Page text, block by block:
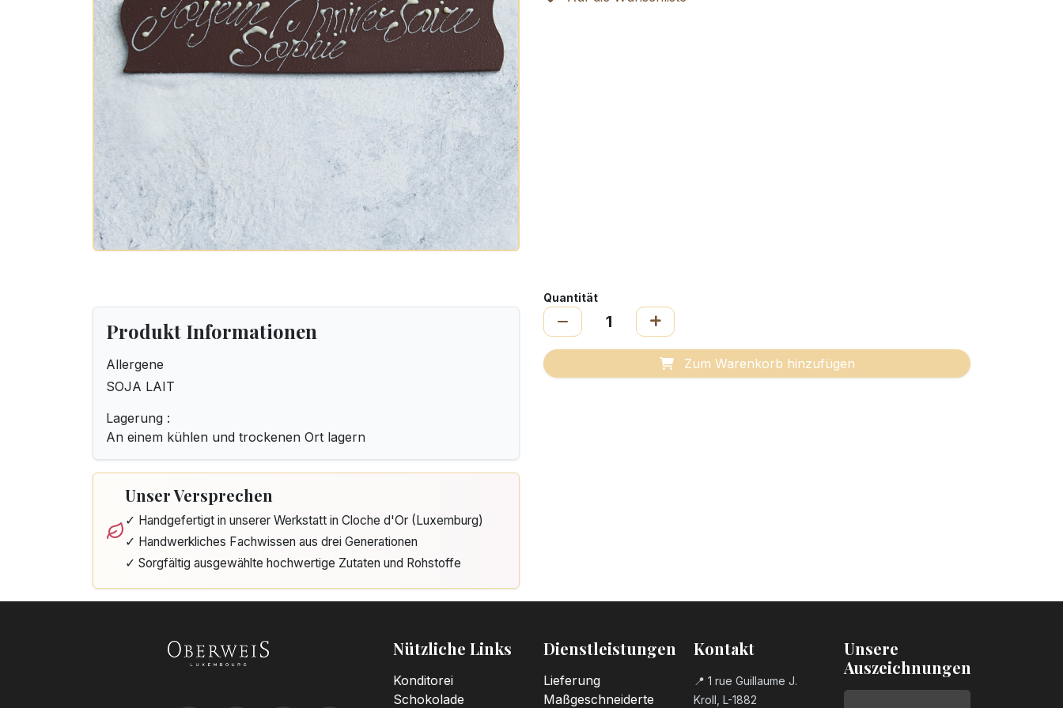
Produkt Informationen
Allergene
SOJA LAIT
Lagerung :
An einem kühlen und trockenen Ort lagern
Unser Versprechen
✓ Handgefertigt in unserer Werkstatt in Cloche d'Or (Luxemburg)
✓ Handwerkliches Fachwissen aus drei Generationen
✓ Sorgfältig ausgewählte hochwertige Zutaten und Rohstoffe
Quantität
Zum Warenkorb hinzufügen
Nützliche Links
Konditorei
Schokolade
Dienstleistungen
Lieferung
Maßgeschneiderte
Kontakt
📍 1 rue Guillaume J.
Kroll, L-1882
Unsere
Auszeichnungen